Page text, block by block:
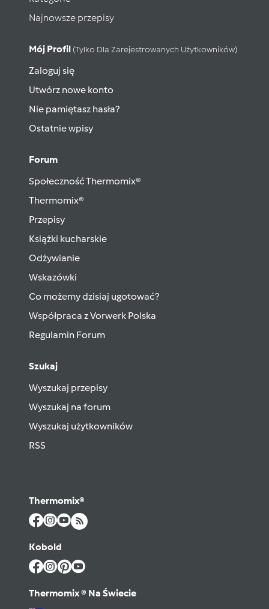
Najnowsze przepisy
Mój Profil (tylko Dla Zarejestrowanych Użytkowników)
Zaloguj się
Utwórz nowe konto
Nie pamiętasz hasła?
Ostatnie wpisy
Forum
Społeczność Thermomix®
Thermomix®
Przepisy
Książki kucharskie
Odżywianie
Wskazówki
Co możemy dzisiaj ugotować?
Współpraca z Vorwerk Polska
Regulamin Forum
Szukaj
Wyszukaj przepisy
Wyszukaj na forum
Wyszukaj użytkowników
RSS
Thermomix®
Kobold
Thermomix ® Na Świecie